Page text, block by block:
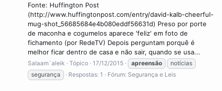
Fonte: Huffington Post
(http://www.huffingtonpost.com/entry/david-kalb-cheerful-
mug-shot_56685684e4b080eddf56631d) Preso por porte
de maconha e cogumelos aparece 'feliz' em foto de
fichamento (por RedeTV) Depois perguntam porquê é
melhor ficar dentro de casa e não sair, quando se usa...
Salaam`aleik Tópico 17/12/2015 apreensão
notícias
segurança
Respostas: 1 Fórum: Segurança e Leis